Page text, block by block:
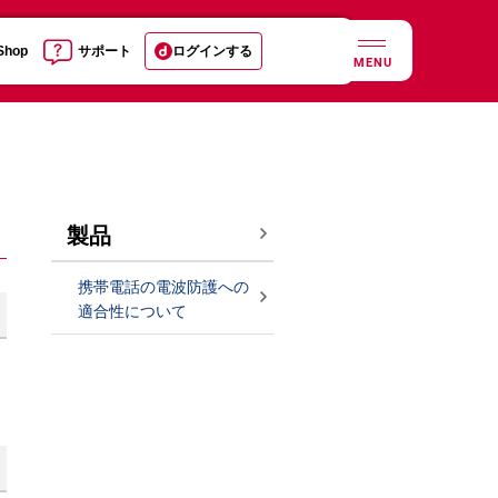
サポート ログインする
MENU
製品
携帯電話の電波防護への
適合性について